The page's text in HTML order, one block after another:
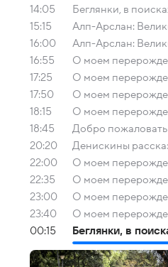
14:05
Беглянки, в
15:15
Алп-Арслан:
16:00
Алп-Арслан:
16:55
О моем
17:25
О моем
17:50
О моем
18:15
О моем
18:45
Добро
20:20
Денискины
22:00
О моем
22:35
О моем
23:00
О моем
23:40
О моем
00:15
Беглянки, в